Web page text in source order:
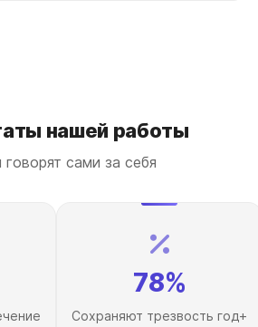
нашей работы
сами за себя
78%
Сохраняют трезвость год+